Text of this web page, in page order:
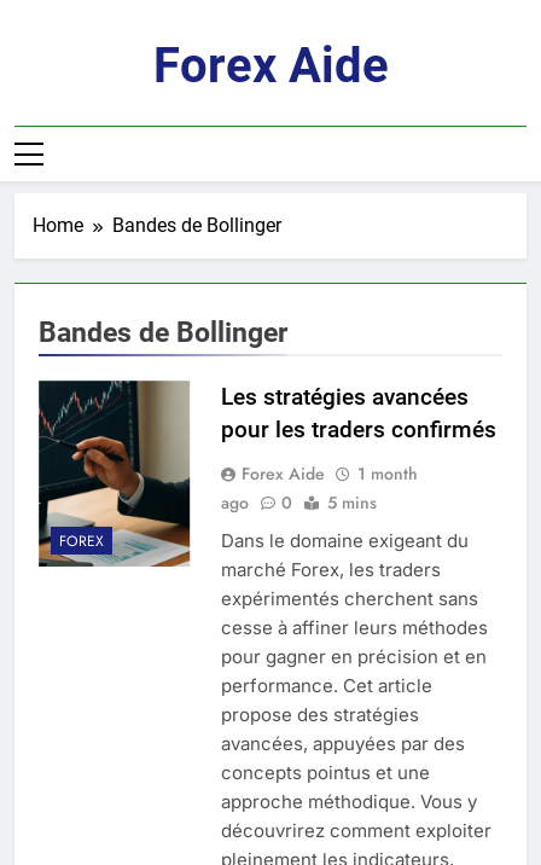
Forex Aide
Home Bandes de Bollinger
Bandes de Bollinger
FOREX
Les stratégies avancées
pour les traders confirmés
Forex Aide
1 month
ago
0 5 mins
Dans le domaine exigeant du
marché Forex, les traders
expérimentés cherchent sans
cesse à affiner leurs méthodes
pour gagner en précision et en
performance. Cet article
propose des stratégies
avancées, appuyées par des
concepts pointus et une
approche méthodique. Vous y
découvrirez comment exploiter
pleinement les indicateurs,